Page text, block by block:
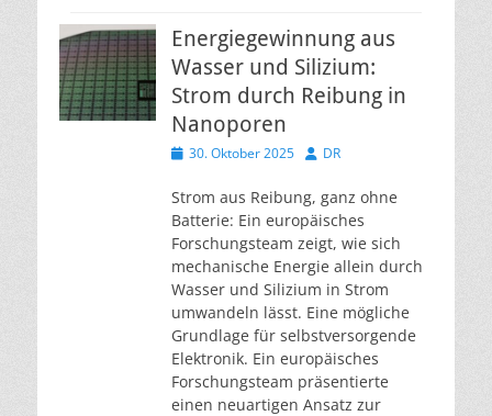
Energiegewinnung aus
Wasser und Silizium:
Strom durch Reibung in
Nanoporen
Veröffentlicht
30. Oktober 2025 Autor
DR
Strom aus Reibung, ganz ohne
Batterie: Ein europäisches
Forschungsteam zeigt, wie sich
mechanische Energie allein durch
Wasser und Silizium in Strom
umwandeln lässt. Eine mögliche
Grundlage für selbstversorgende
Elektronik. Ein europäisches
Forschungsteam präsentierte
einen neuartigen Ansatz zur